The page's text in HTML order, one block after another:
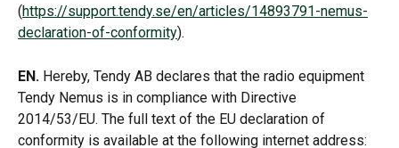
(https://support.tendy.se/en/articles/14893791-nemus-
declaration-of-conformity).
EN. Hereby, Tendy AB declares that the radio equipment
Tendy Nemus is in compliance with Directive
2014/53/EU. The full text of the EU declaration of
conformity is available at the following internet address: